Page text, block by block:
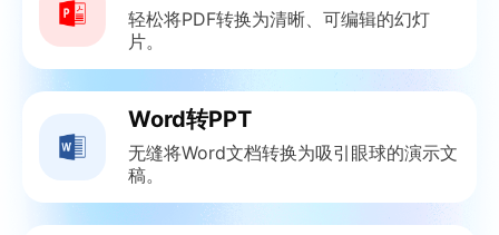
轻松将PDF转换为清晰、可编辑的幻灯
片。
Word转PPT
无缝将Word文档转换为吸引眼球的演示文
稿。